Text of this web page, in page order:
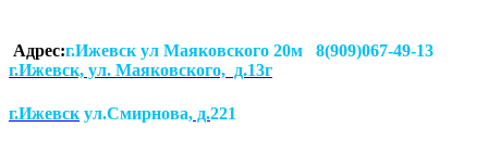
Адрес:г.Ижевск ул Маяковского 20м 8(909)067-49-13
г.Ижевск, ул. Маяковского, д.13г
г.Ижевск ул.Смирнова, д.221